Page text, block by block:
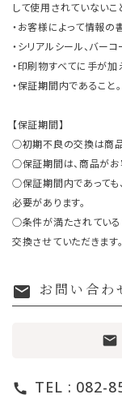
して使用されていないこ
・お客様によって情報の
・シリアルシール、バー
・印刷物すべてに手が加
・保証期間内であること。
【保証期間】
○初期不良の交換は商品
○保証期間は、商品がお
○保証期間内であっても
必要があります。
○条件が満たされている
交換させていただきます。
mail お問い合わ
mail
call TEL : 082-